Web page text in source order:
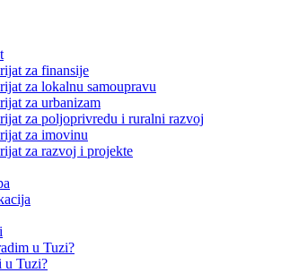
za finansije
za lokalnu samoupravu
za urbanizam
za poljoprivredu i ruralni razvoj
za imovinu
za razvoj i projekte
u Tuzi?
u Tuzi?